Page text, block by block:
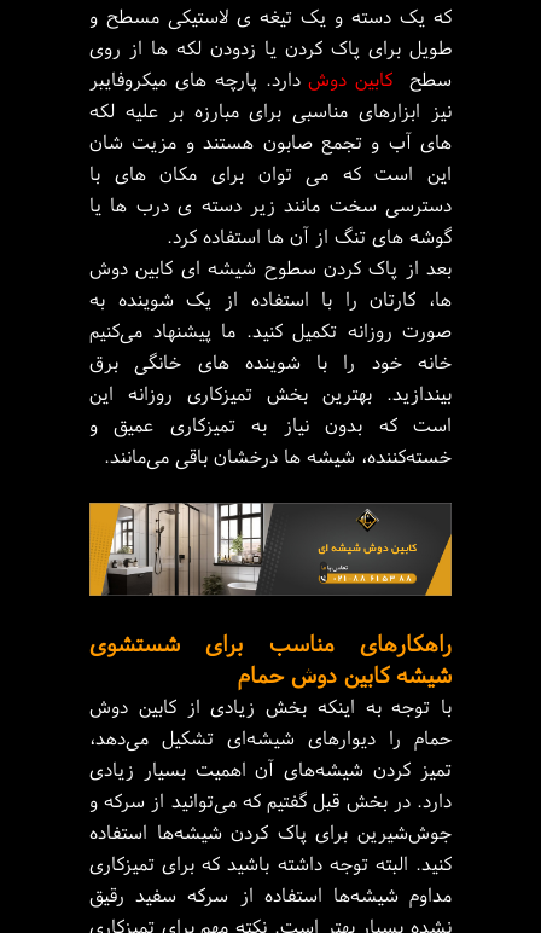
که یک دسته و یک تیغه ی لاستیکی مسطح و
طویل برای پاک کردن یا زدودن لکه ها از روی
سطح کابین دوشدارد. پارچه های میکروفایبر
نیز ابزارهای مناسبی برای مبارزه بر علیه لکه
های آب و تجمع صابون هستند و مزیت شان
این است که می توان برای مکان های با
دسترسی سخت مانند زیر دسته ی درب ها یا
گوشه های تنگ از آن ها استفاده کرد.
بعد از پاک کردن سطوح شیشه ای کابین دوش
ها، کارتان را با استفاده از یک شوینده به
صورت روزانه تکمیل کنید. ما پیشنهاد می‌کنیم
خانه خود را با شوینده های خانگی برق
بیندازید. بهترین بخش تمیزکاری روزانه این
است که بدون نیاز به تمیزکاری عمیق و
خسته‌کننده، شیشه ها درخشان باقی می‌مانند.
راهکارهای مناسب برای شستشوی
شیشه کابین دوش حمام
با توجه به اینکه بخش زیادی از کابین دوش
حمام را دیوارهای شیشه‌ای تشکیل می‌دهد،
تمیز کردن شیشه‌های آن اهمیت بسیار زیادی
دارد. در بخش قبل گفتیم که می‌توانید از سرکه و
جوش‌شیرین برای پاک کردن شیشه‌ها استفاده
کنید. البته توجه داشته باشید که برای تمیزکاری
مداوم شیشه‌ها استفاده از سرکه سفید رقیق
نشده بسیار بهتر است. نکته مهم برای تمیزکاری